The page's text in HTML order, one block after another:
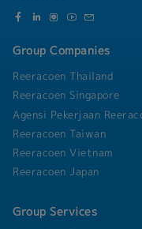
- Private use
- Activities (Party,
Group Companies
Reeracoen Thailand
Reeracoen Singapore
Agensi Pekerjaan
Reeracoen Taiwan
Reeracoen Vietnam
Reeracoen Japan
Group Services